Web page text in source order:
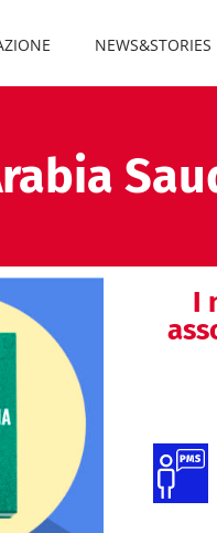
NEWS&STORIES
I